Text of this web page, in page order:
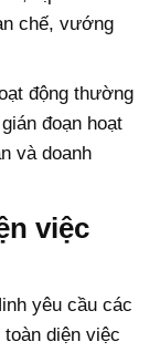
chế, vướng
động thường
đoạn hoạt
và doanh
việc
yêu cầu các
diện việc